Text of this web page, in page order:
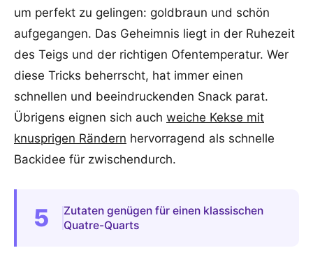
um perfekt zu gelingen: goldbraun und schön
aufgegangen. Das Geheimnis liegt in der Ruhezeit
des Teigs und der richtigen Ofentemperatur. Wer
diese Tricks beherrscht, hat immer einen
schnellen und beeindruckenden Snack parat.
Übrigens eignen sich auch weiche Kekse mit
knusprigen Rändern hervorragend als schnelle
Backidee für zwischendurch.
5
Zutaten genügen für einen klassischen
Quatre-Quarts